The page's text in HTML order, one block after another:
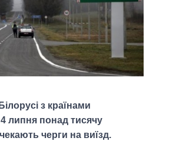
з країнами
липня понад тисячу
черги на виїзд.